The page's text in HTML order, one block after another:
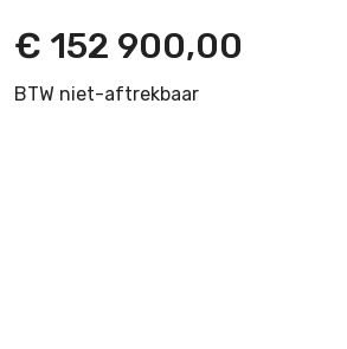
€ 152 900,00
BTW niet-aftrekbaar